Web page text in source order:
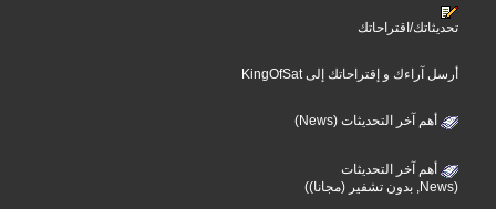
تحديثاتك/اقتراحاتك
أرسل آراءك و إقتراحاتك إلى KingOfSat
أهم آخر التحديثات (News)
أهم آخر التحديثات
(News, بدون تشفير (مجانا))